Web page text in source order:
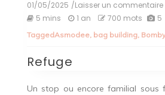
01/05/2025 /Laisser un commentaire
5 mins 1 an 700 mots 5
TaggedAsmodee, bag building,
Refuge
Un stop ou encore familial sous